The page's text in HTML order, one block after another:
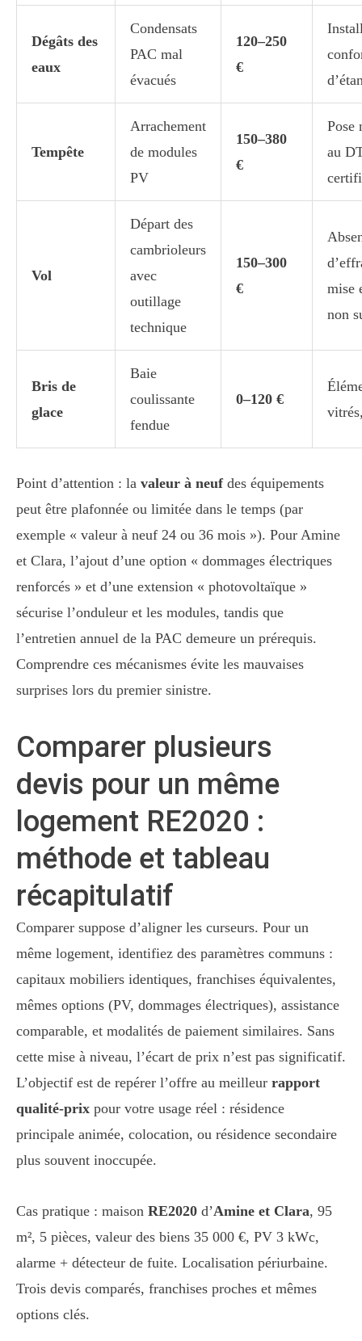
Dégâts des
eaux
Condensats
PAC mal
évacués
120–250
€
Tempête
Arrachement
de modules
PV
150–380
€
Pose
au
Vol
Départ des
cambrioleurs
avec
outillage
technique
150–300
€
mise
non
Bris de
glace
Baie
coulissante
fendue
0–120 €
Point d’attention : la valeur à neufdes équipements
peut être plafonnée ou limitée dans le temps (par
exemple « valeur à neuf 24 ou 36 mois »). Pour Amine
et Clara, l’ajout d’une option « dommages électriques
renforcés » et d’une extension « photovoltaïque »
sécurise l’onduleur et les modules, tandis que
l’entretien annuel de la PAC demeure un prérequis.
Comprendre ces mécanismes évite les mauvaises
surprises lors du premier sinistre.
Comparer plusieurs
devis pour un même
logement RE2020 :
méthode et tableau
récapitulatif
Comparer suppose d’aligner les curseurs. Pour un
même logement, identifiez des paramètres communs :
capitaux mobiliers identiques, franchises équivalentes,
mêmes options (PV, dommages électriques), assistance
comparable, et modalités de paiement similaires. Sans
cette mise à niveau, l’écart de prix n’est pas significatif.
L’objectif est de repérer l’offre au meilleur rapport
qualité-prix pour votre usage réel : résidence
principale animée, colocation, ou résidence secondaire
plus souvent inoccupée.
Cas pratique : maison RE2020 d’Amine et Clara, 95
m², 5 pièces, valeur des biens 35 000 €, PV 3 kWc,
alarme + détecteur de fuite. Localisation périurbaine.
Trois devis comparés, franchises proches et mêmes
options clés.